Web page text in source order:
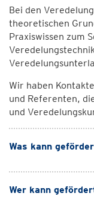
Bei den
theoretischen
Praxiswissen zum
Wir haben
und Referenten,
und
Was kann
Wer kann